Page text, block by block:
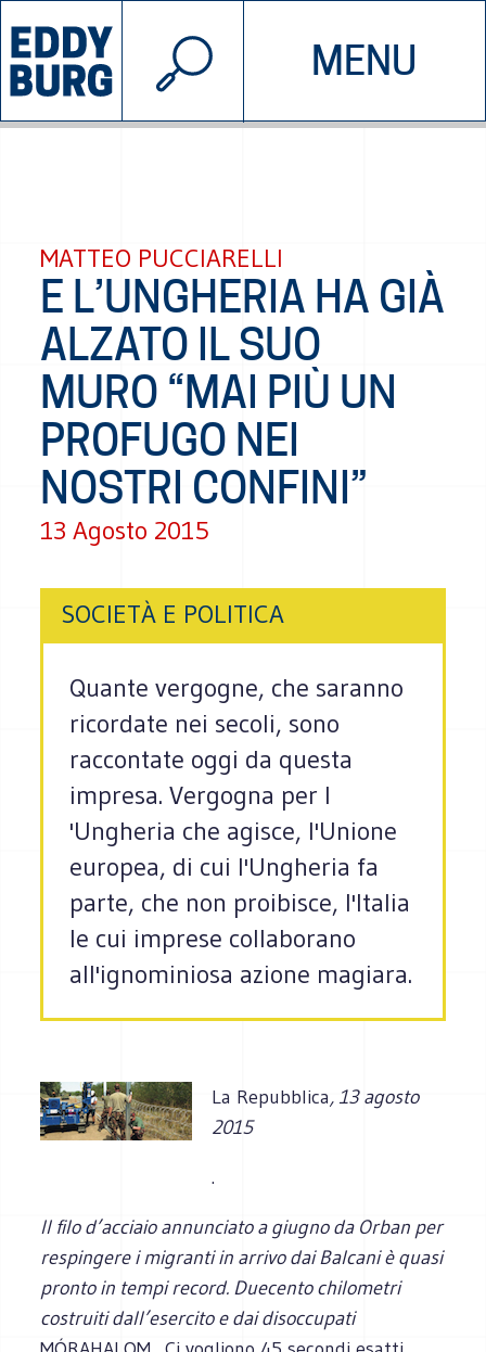
MENU
INIZIATIVE CHI SIAMO
© 2026 EDDYBURG
MATTEO PUCCIARELLI
E L’UNGHERIA HA GIÀ
ALZATO IL SUO
MURO “MAI PIÙ UN
PROFUGO NEI
NOSTRI CONFINI”
13 Agosto 2015
SOCIETÀ E POLITICA
Quante vergogne, che saranno
ricordate nei secoli, sono
raccontate oggi da questa
impresa. Vergogna per l
'Ungheria che agisce, l'Unione
europea, di cui l'Ungheria fa
parte, che non proibisce, l'Italia
le cui imprese collaborano
all'ignominiosa azione magiara.
La Repubblica, 13 agosto
2015
.
Il filo d’acciaio annunciato a giugno da Orban per
respingere i migranti in arrivo dai Balcani è quasi
pronto in tempi record. Duecento chilometri
costruiti dall’esercito e dai disoccupati